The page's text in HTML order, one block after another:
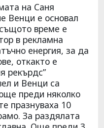
на Саня
Венци е основал
време е
в рекламна
енергия, за да
откакто е
рекърдс”
и Венци са
преди няколко
празнуваха 10
За раздялата